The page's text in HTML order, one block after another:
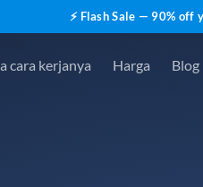
⚡ Flash Sale — 90% off
cara kerjanya Harga Blog